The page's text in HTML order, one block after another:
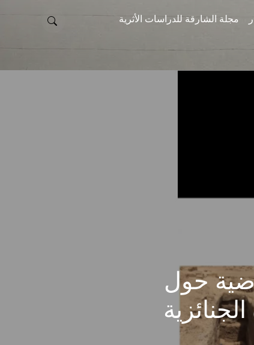
مجلة الشارقة للدراسات الأثرية
حول